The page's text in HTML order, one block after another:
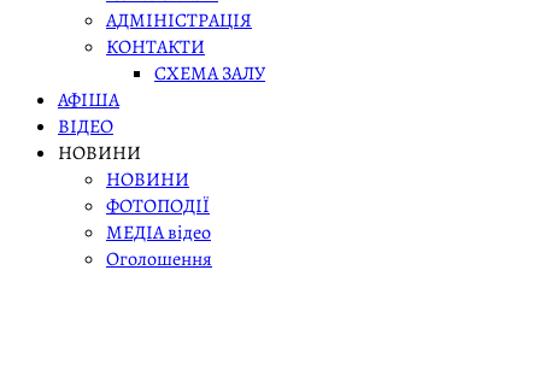
АДМІНІСТРАЦІЯ
КОНТАКТИ
СХЕМА ЗАЛУ
АФІША
ВІДЕО
НОВИНИ
НОВИНИ
ФОТОПОДІЇ
МЕДІА відео
Оголошення